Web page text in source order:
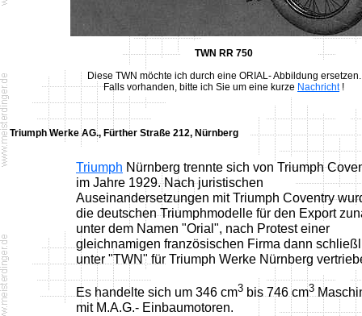
TWN RR 750
Diese TWN möchte ich durch eine ORIAL- Abbildung ersetzen.
Falls vorhanden, bitte ich Sie um eine kurze Nachricht!
Triumph Werke AG., Fürther Straße 212, Nürnberg
Triumph Nürnberg trennte sich von Triumph
im Jahre 1929. Nach juristischen
Auseinandersetzungen mit Triumph Coventry
die deutschen Triumphmodelle für den Export
unter dem Namen "Orial", nach Protest einer
gleichnamigen französischen Firma dann
unter "TWN" für Triumph Werke Nürnberg
Es handelte sich um 346 cm3 bis 746 cm3
mit M.A.G.- Einbaumotoren.